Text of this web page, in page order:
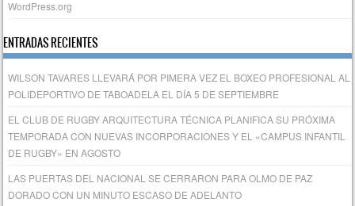
WordPress.org
ENTRADAS RECIENTES
WILSON TAVARES LLEVARÁ POR PIMERA VEZ EL BOXEO PROFESIONAL AL
POLIDEPORTIVO DE TABOADELA EL DÍA 5 DE SEPTIEMBRE
EL CLUB DE RUGBY ARQUITECTURA TÉCNICA PLANIFICA SU PRÓXIMA
TEMPORADA CON NUEVAS INCORPORACIONES Y EL «CAMPUS INFANTIL
DE RUGBY» EN AGOSTO
LAS PUERTAS DEL NACIONAL SE CERRARON PARA OLMO DE PAZ
DORADO CON UN MINUTO ESCASO DE ADELANTO